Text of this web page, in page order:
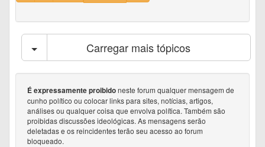
Carregar mais tópicos
É expressamente proibidoneste forum qualquer mensagem de
cunho político ou colocar links para sites, notícias, artigos,
análises ou qualquer coisa que envolva política. Também são
proibidas discussões ideológicas. As mensagens serão
deletadas e os reincidentes terão seu acesso ao forum
bloqueado.